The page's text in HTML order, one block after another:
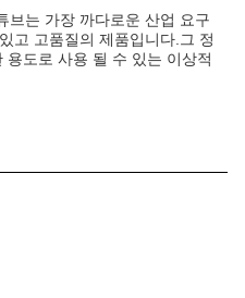
브는 가장 까다로운 산업 요구
고 고품질의 제품입니다.그 정
도로 사용 될 수 있는 이상적